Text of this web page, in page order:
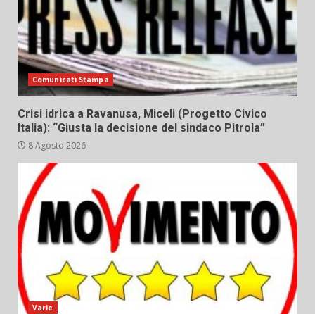
Comunicati Stampa
Crisi idrica a Ravanusa, Miceli (Progetto Civico
Italia): “Giusta la decisione del sindaco Pitrola”
8 Agosto 2026
Varie